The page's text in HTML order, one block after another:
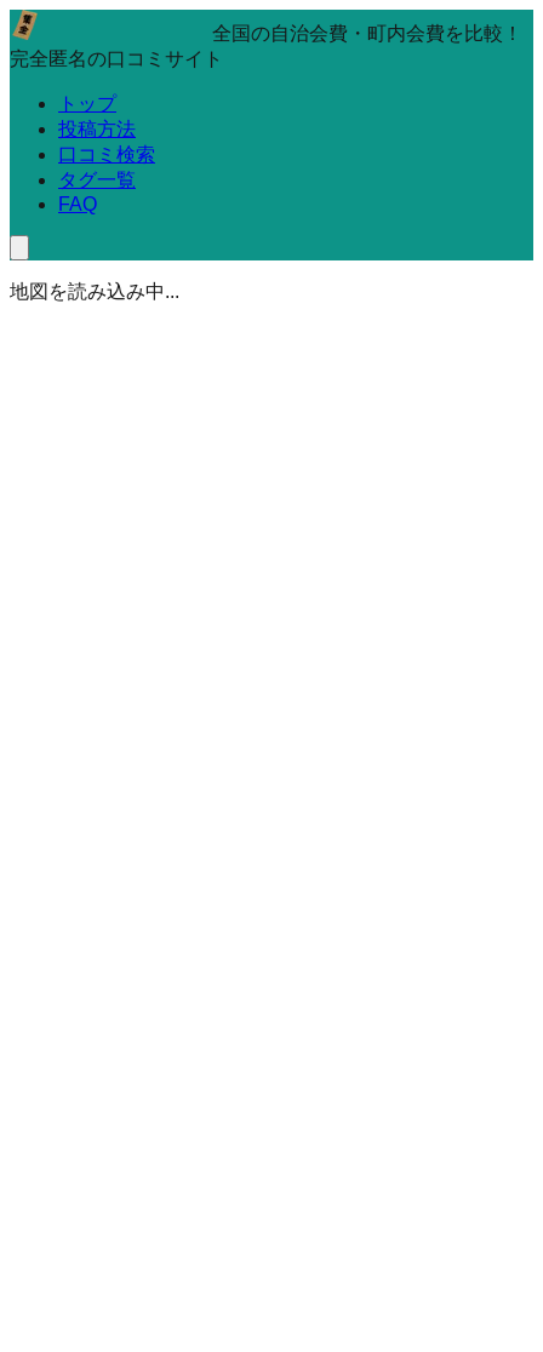
全国の自治会費・町内会費を比較！
完全匿名の口コミサイト
トップ
投稿方法
口コミ検索
タグ一覧
FAQ
地図を読み込み中...